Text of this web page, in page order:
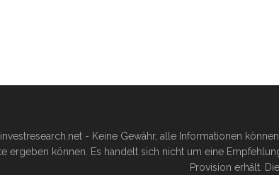
- Keine Gewähr, alle Informationen
ergeben können. Es handelt sich nicht um eine
Provision erhält.